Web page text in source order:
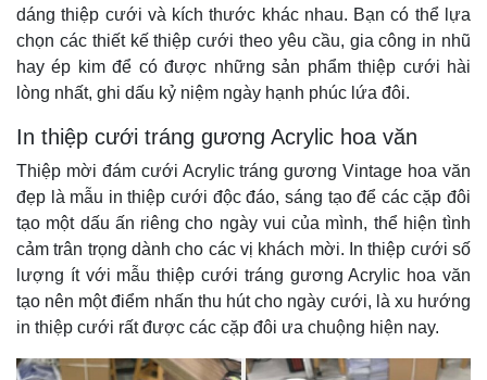
dáng thiệp cưới và kích thước khác nhau. Bạn có thể lựa
chọn các thiết kế thiệp cưới theo yêu cầu, gia công in nhũ
hay ép kim để có được những sản phẩm thiệp cưới hài
lòng nhất, ghi dấu kỷ niệm ngày hạnh phúc lứa đôi.
In thiệp cưới tráng gương Acrylic hoa văn
Thiệp mời đám cưới Acrylic tráng gương Vintage hoa văn
đẹp là mẫu in thiệp cưới độc đáo, sáng tạo để các cặp đôi
tạo một dấu ấn riêng cho ngày vui của mình, thể hiện tình
cảm trân trọng dành cho các vị khách mời. In thiệp cưới số
lượng ít với mẫu thiệp cưới tráng gương Acrylic hoa văn
tạo nên một điểm nhấn thu hút cho ngày cưới, là xu hướng
in thiệp cưới rất được các cặp đôi ưa chuộng hiện nay.